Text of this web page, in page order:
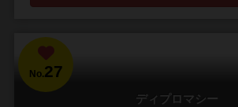
No.27
ディプロマシー